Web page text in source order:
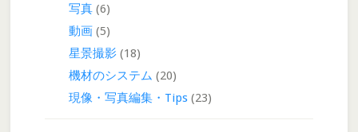
写真(6)
動画(5)
星景撮影(18)
機材のシステム (20)
現像・写真編集・Tips(23)